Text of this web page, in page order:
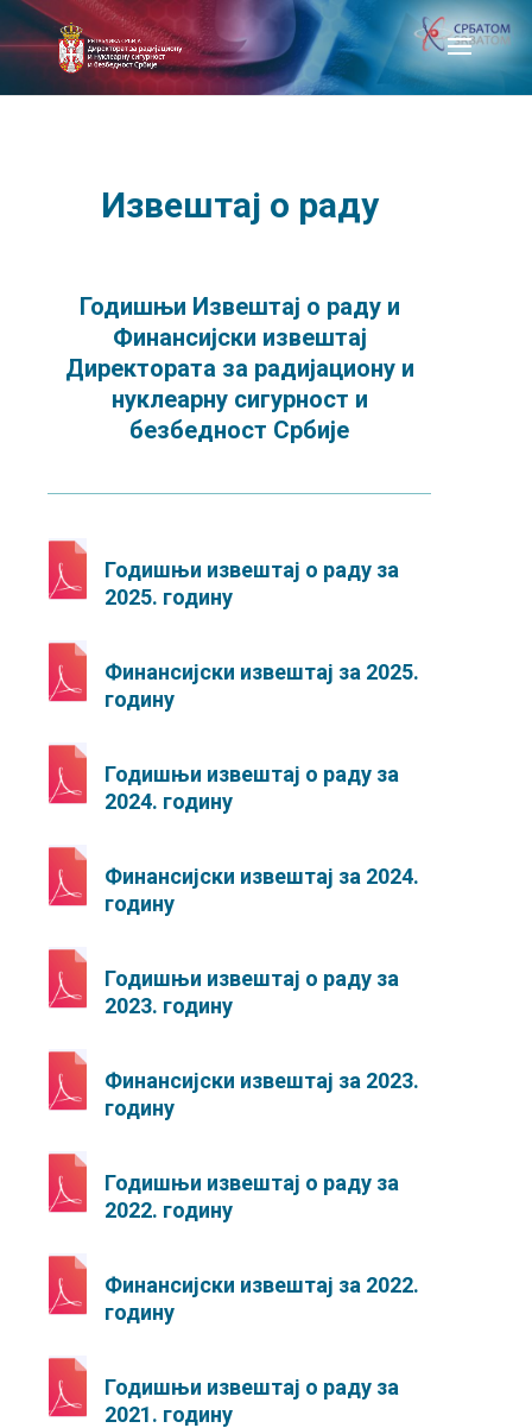
Извештај о раду
Годишњи Извештај о раду и
Финансијски извештај
Директората за радијациону и
нуклеарну сигурност и
безбедност Србије
Годишњи извештај о раду за
2025. годину
Финансијски извештај за 2025.
годину
Годишњи извештај о раду за
2024. годину
Финансијски извештај за 2024.
годину
Годишњи извештај о раду за
2023. годину
Финансијски извештај за 2023.
годину
Годишњи извештај о раду за
2022. годину
Финансијски извештај за 2022.
годину
Годишњи извештај о раду за
2021. годину